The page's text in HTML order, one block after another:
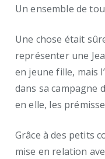
Un ensemble de
Une chose était
représenter une
en jeune fille, mais
dans sa campagne
en elle, les
Grâce à des petits
mise en relation